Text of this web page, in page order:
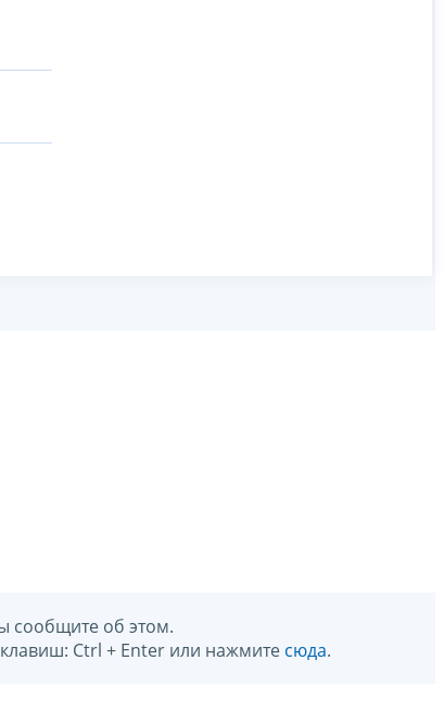
сообщите об этом.
Ctrl + Enter или нажмите сюда.